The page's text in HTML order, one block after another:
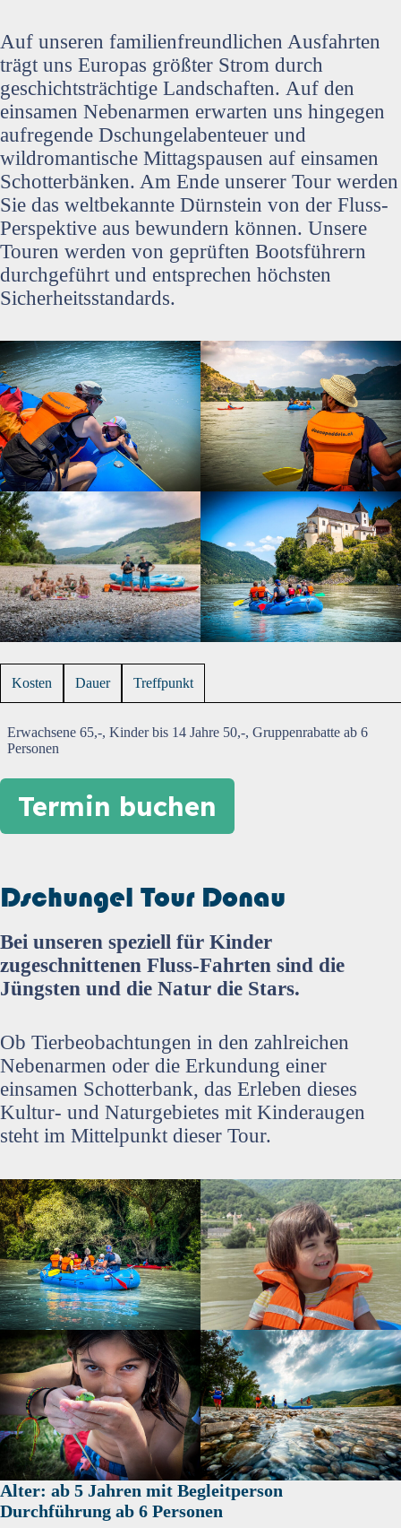
Auf unseren familienfreundlichen Ausfahrten
trägt uns Europas größter Strom durch
geschichtsträchtige Landschaften. Auf den
einsamen Nebenarmen erwarten uns hingegen
aufregende Dschungelabenteuer und
wildromantische Mittagspausen auf einsamen
Schotterbänken. Am Ende unserer Tour werden
Sie das weltbekannte Dürnstein von der Fluss-
Perspektive aus bewundern können. Unsere
Touren werden von geprüften Bootsführern
durchgeführt und entsprechen höchsten
Sicherheitsstandards.
Kosten Dauer Treffpunkt
Erwachsene 65,-, Kinder bis 14 Jahre 50,-, Gruppenrabatte ab 6
Personen
Termin buchen
Dschungel Tour Donau
Bei unseren speziell für Kinder
zugeschnittenen Fluss-Fahrten sind die
Jüngsten und die Natur die Stars.
Ob Tierbeobachtungen in den zahlreichen
Nebenarmen oder die Erkundung einer
einsamen Schotterbank, das Erleben dieses
Kultur- und Naturgebietes mit Kinderaugen
steht im Mittelpunkt dieser Tour.
Alter: ab 5 Jahren mit Begleitperson
Durchführung ab 6 Personen